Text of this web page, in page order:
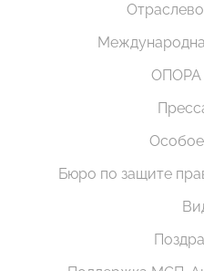
ОПОРА
Бюро по защите